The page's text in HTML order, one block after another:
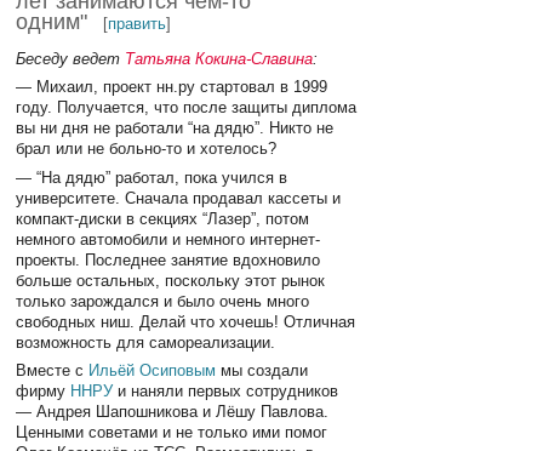
одним"
[править]
Беседу ведет Татьяна Кокина-Славина:
— Михаил, проект нн.ру стартовал в 1999
году. Получается, что после защиты диплома
вы ни дня не работали “на дядю”. Никто не
брал или не больно-то и хотелось?
— “На дядю” работал, пока учился в
университете. Сначала продавал кассеты и
компакт-диски в секциях “Лазер”, потом
немного автомобили и немного интернет-
проекты. Последнее занятие вдохновило
больше остальных, поскольку этот рынок
только зарождался и было очень много
свободных ниш. Делай что хочешь! Отличная
возможность для самореализации.
Вместе с Ильёй Осиповым мы создали
фирму ННРУи наняли первых сотрудников
— Андрея Шапошникова и Лёшу Павлова.
Ценными советами и не только ими помог